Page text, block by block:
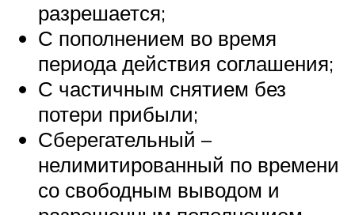
разрешается;
С пополнением во время
периода действия соглашения;
С частичным снятием без
потери прибыли;
Сберегательный –
нелимитированный по времени
со свободным выводом и